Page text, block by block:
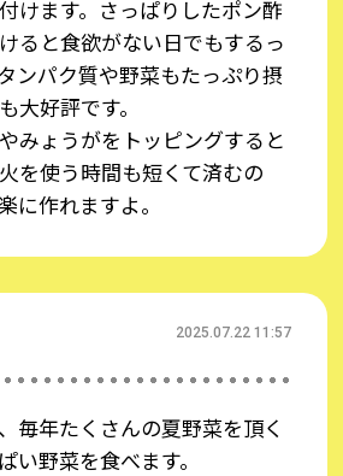
けます。さっぱりしたポン酢
ると食欲がない日でもするっ
ンパク質や野菜もたっぷり摂
大好評です。
みょうがをトッピングすると
を使う時間も短くて済むの
に作れますよ。
2025.07.22 11:57
毎年たくさんの夏野菜を頂く
い野菜を食べます。